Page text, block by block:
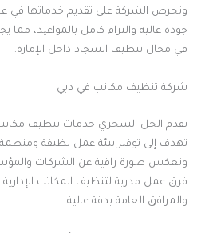
وتحرص الشركة على تقديم خدماتها في
جودة عالية والتزام كامل بالمواعيد،
في مجال تنظيف السجاد داخل الإمارة.
شركة تنظيف مكاتب في دبي
تقدم الحل السحري خدمات تنظيف مكاتب
تهدف إلى توفير بيئة عمل نظيفة ومنظمة
وتعكس صورة راقية عن الشركات
فرق عمل مدربة لتنظيف المكاتب الإدارية
والمرافق العامة بدقة عالية.